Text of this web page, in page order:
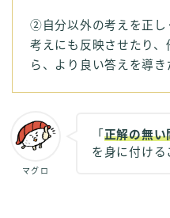
②自分以外の考えを正し
考えにも反映させたり
ら、より良い答えを導き
マグロ
「 正解の無い
を身に付ける